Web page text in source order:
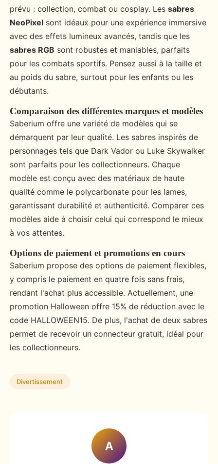
prévu : collection, combat ou cosplay. Les sabres
NeoPixel sont idéaux pour une expérience immersive
avec des effets lumineux avancés, tandis que les
sabres RGB sont robustes et maniables, parfaits
pour les combats sportifs. Pensez aussi à la taille et
au poids du sabre, surtout pour les enfants ou les
débutants.
Comparaison des différentes marques et modèles
Saberium offre une variété de modèles qui se
démarquent par leur qualité. Les sabres inspirés de
personnages tels que Dark Vador ou Luke Skywalker
sont parfaits pour les collectionneurs. Chaque
modèle est conçu avec des matériaux de haute
qualité comme le polycarbonate pour les lames,
garantissant durabilité et authenticité. Comparer ces
modèles aide à choisir celui qui correspond le mieux
à vos attentes.
Options de paiement et promotions en cours
Saberium propose des options de paiement flexibles,
y compris le paiement en quatre fois sans frais,
rendant l'achat plus accessible. Actuellement, une
promotion Halloween offre 15% de réduction avec le
code HALLOWEEN15. De plus, l'achat de deux sabres
permet de recevoir un connecteur gratuit, idéal pour
les collectionneurs.
Divertissement
A